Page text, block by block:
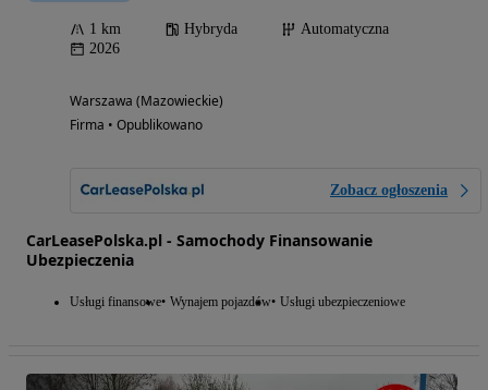
1 km Hybryda
Automatyczna
2026
Warszawa (Mazowieckie)
Firma • Opublikowano
Zobacz ogłoszenia
CarLeasePolska.pl - Samochody Finansowanie
Ubezpieczenia
Usługi finansowe Wynajem pojazdów Usługi ubezpieczeniowe